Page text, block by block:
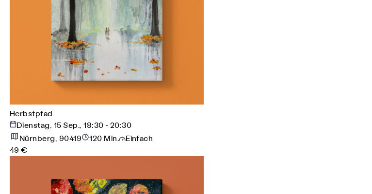
Herbstpfad
Dienstag, 15 Sep., 18:30 - 20:30
Nürnberg, 90419
120 Min.
Einfach
49 €